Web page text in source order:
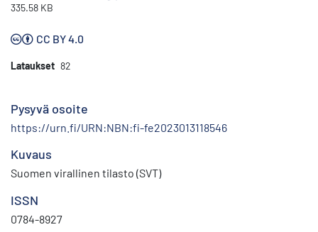
335.58 KB
CC BY 4.0
Lataukset 82
Pysyvä osoite
https://urn.fi/URN:NBN:fi-fe2023013118546
Kuvaus
Suomen virallinen tilasto (SVT)
ISSN
0784-8927